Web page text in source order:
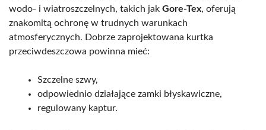
wodo- i wiatroszczelnych, takich jak Gore-Tex, oferują
znakomitą ochronę w trudnych warunkach
atmosferycznych. Dobrze zaprojektowana kurtka
przeciwdeszczowa powinna mieć:
Szczelne szwy,
odpowiednio działające zamki błyskawiczne,
regulowany kaptur.